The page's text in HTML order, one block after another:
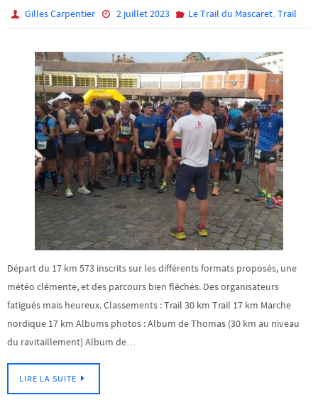
Gilles Carpentier 2 juillet 2023 Le Trail du Mascaret, Trail
Départ du 17 km 573 inscrits sur les différents formats proposés, une
météo clémente, et des parcours bien fléchés. Des organisateurs
fatigués mais heureux. Classements : Trail 30 km Trail 17 km Marche
nordique 17 km Albums photos : Album de Thomas (30 km au niveau
du ravitaillement) Album de…
LIRE LA SUITE